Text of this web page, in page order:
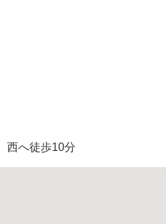
西へ徒歩10分